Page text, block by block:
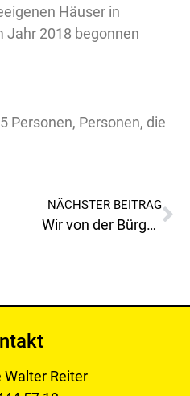
Häuser in
2018 begonnen
NÄCHSTER BEITRAG
Wir von der Bürgerliste wünschen frohe schöne besinnliche Weihnachten!
Walter Reiter